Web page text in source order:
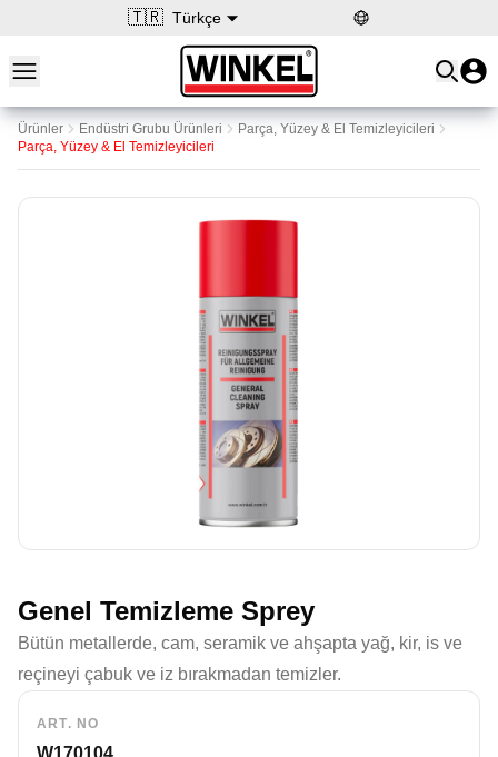
🇹🇷 Türkçe
Open main menu
Winkel
Ürünler Endüstri Grubu Ürünleri
Parça, Yüzey & El Temizleyicileri
Parça, Yüzey & El Temizleyicileri
Genel Temizleme Sprey
Bütün metallerde, cam, seramik ve ahşapta yağ, kir, is ve
reçineyi çabuk ve iz bırakmadan temizler.
ART. NO